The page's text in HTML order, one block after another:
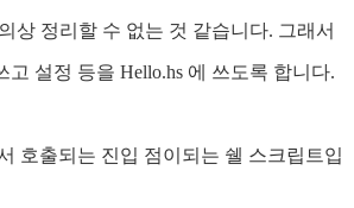
상 정리할 수 없는 것 같습니다. 그래서
고 설정 등을 Hello.hs 에 쓰도록 합니다.
호출되는 진입 점이되는 쉘 스크립트입